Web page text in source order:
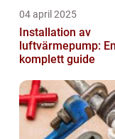
04 april 2025
Installation av
luftvärmepump: En
komplett guide